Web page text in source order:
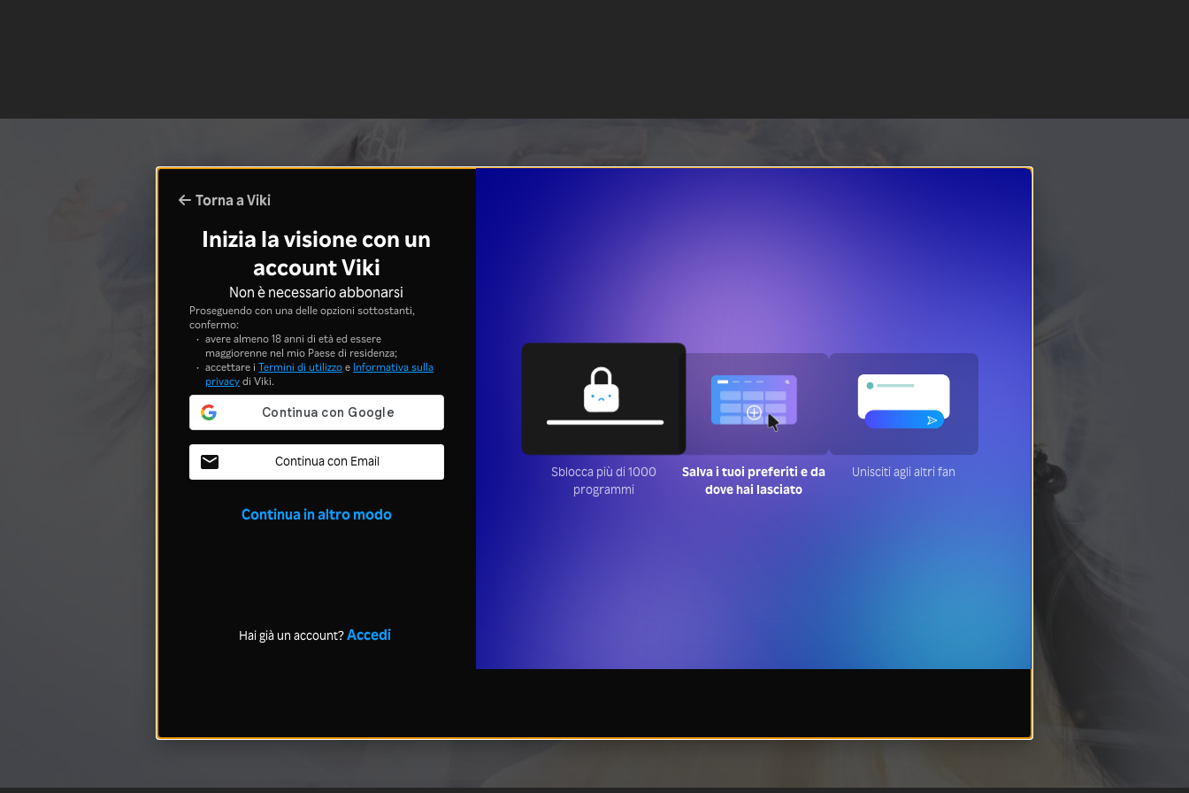
Torna a Viki
Inizia la visione con un
account Viki
Non è necessario abbonarsi
Proseguendo con una delle opzioni sottostanti,
confermo:
avere almeno 18 anni di età ed essere
maggiorenne nel mio Paese di residenza;
accettare iTermini di utilizzoe Informativa sulla
privacydi Viki.
Continua con Email
Continua in altro modo
Hai già un account?Accedi
Sblocca più di 1000
programmi
Salva i tuoi preferiti e da
dove hai lasciato
Unisciti agli altri fan